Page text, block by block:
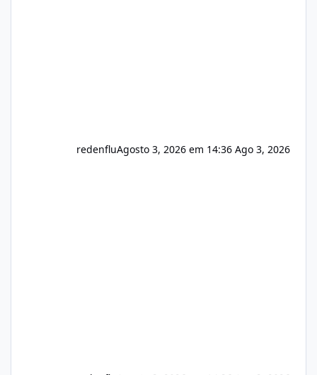
redenfluAgosto 3, 2026 em 14:36 Ago 3, 2026